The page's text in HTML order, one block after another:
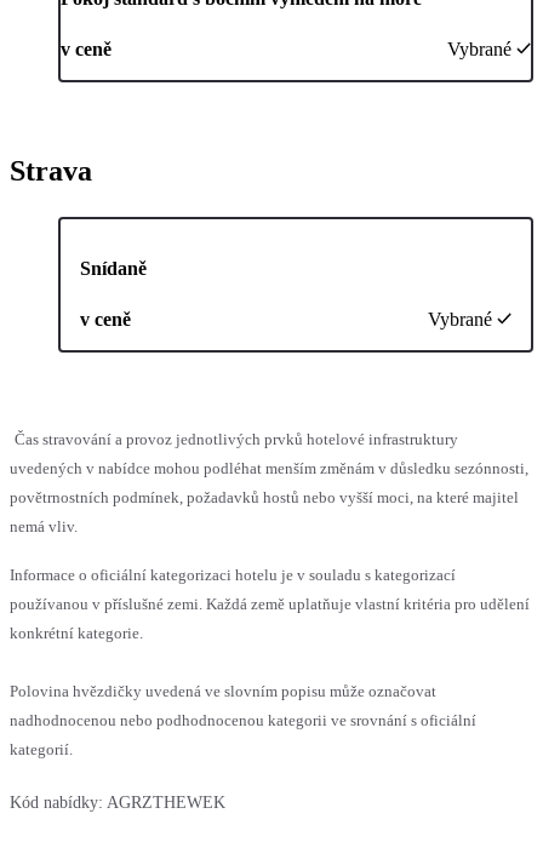
v ceně Vybrané
Strava
Snídaně
v ceně Vybrané
Čas stravování a provoz jednotlivých prvků hotelové infrastruktury
uvedených v nabídce mohou podléhat menším změnám v důsledku sezónnosti,
povětrnostních podmínek, požadavků hostů nebo vyšší moci, na které majitel
nemá vliv.
Informace o oficiální kategorizaci hotelu je v souladu s kategorizací
používanou v příslušné zemi. Každá země uplatňuje vlastní kritéria pro udělení
konkrétní kategorie.
Polovina hvězdičky uvedená ve slovním popisu může označovat
nadhodnocenou nebo podhodnocenou kategorii ve srovnání s oficiální
kategorií.
Kód nabídky: AGRZTHEWEK